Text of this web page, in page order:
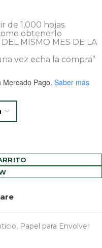
de 1,000 hojas.
obtenerlo
MISMO MES DE LA
vez echa la compra”
Mercado Pago. Saber más
, Papel para Envolver